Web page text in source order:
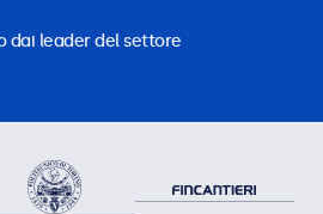
dai leader del settore